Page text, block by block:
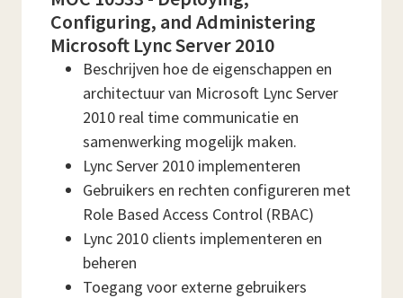
Configuring, and Administering
Microsoft Lync Server 2010
Beschrijven hoe de eigenschappen en
architectuur van Microsoft Lync Server
2010 real time communicatie en
samenwerking mogelijk maken.
Lync Server 2010 implementeren
Gebruikers en rechten configureren met
Role Based Access Control (RBAC)
Lync 2010 clients implementeren en
beheren
Toegang voor externe gebruikers